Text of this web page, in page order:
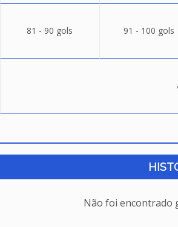
81 - 90 gols 91 - 100 gols
Não foi encontrado